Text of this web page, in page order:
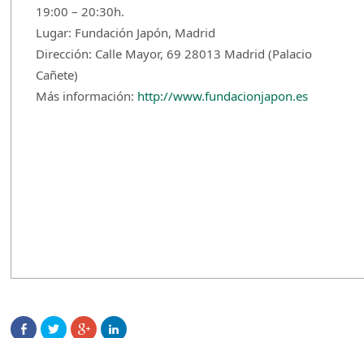
19:00 – 20:30h.
Lugar: Fundación Japón, Madrid
Dirección: Calle Mayor, 69 28013 Madrid (Palacio
Cañete)
Más información: http://www.fundacionjapon.es